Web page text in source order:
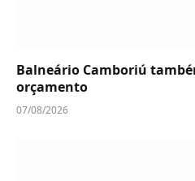
Balneário Camboriú
orçamento
07/08/2026